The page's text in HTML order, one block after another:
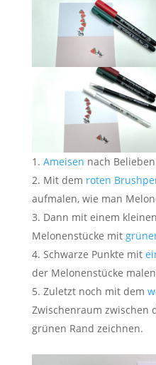
Ameisen nach
Mit dem roten
aufmalen, wie man
Dann mit einem
Melonenstücke mit
Schwarze Punkte mit
der Melonenstücke
Zuletzt noch mit dem
Zwischenraum zwischen
grünen Rand zeichnen.